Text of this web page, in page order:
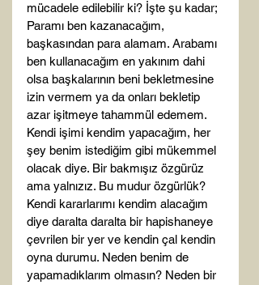
mücadele edilebilir ki? İşte şu kadar;
Paramı ben kazanacağım,
başkasından para alamam. Arabamı
ben kullanacağım en yakınım dahi
olsa başkalarının beni bekletmesine
izin vermem ya da onları bekletip
azar işitmeye tahammül edemem.
Kendi işimi kendim yapacağım, her
şey benim istediğim gibi mükemmel
olacak diye. Bir bakmışız özgürüz
ama yalnızız. Bu mudur özgürlük?
Kendi kararlarımı kendim alacağım
diye daralta daralta bir hapishaneye
çevrilen bir yer ve kendin çal kendin
oyna durumu. Neden benim de
yapamadıklarım olmasın? Neden bir